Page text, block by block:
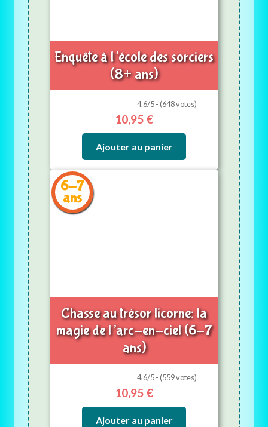
Enquête à l’école des sorciers
(8+ ans)
4.6/5 - (648 votes)
10,95 €
Ajouter au panier
6-7
ans
Chasse au trésor licorne: la
magie de l’arc-en-ciel (6-7
ans)
4.6/5 - (559 votes)
10,95 €
Ajouter au panier